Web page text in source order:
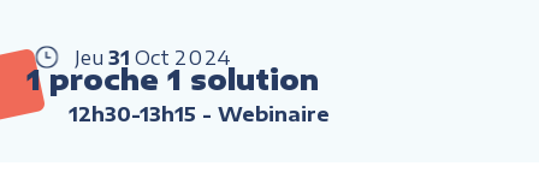
Jeu 31 Oct 2024
1 proche 1 solution
12h30-13h15 - Webinaire